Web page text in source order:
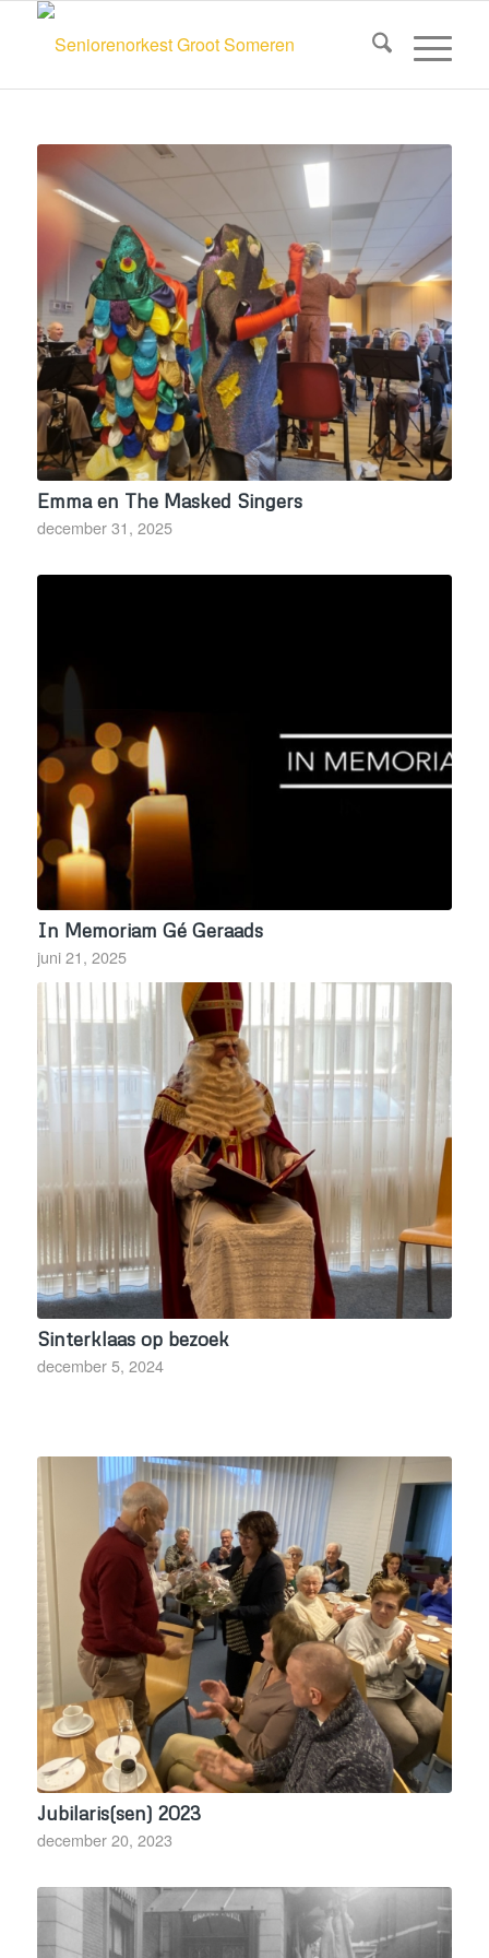
Emma en The Masked Singers
december 31, 2025
In Memoriam Gé Geraads
juni 21, 2025
Sinterklaas op bezoek
december 5, 2024
Jubilaris(sen) 2023
december 20, 2023